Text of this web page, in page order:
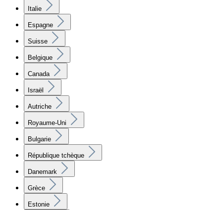
Italie
Espagne
Suisse
Belgique
Canada
Israël
Autriche
Royaume-Uni
Bulgarie
République tchèque
Danemark
Grèce
Estonie